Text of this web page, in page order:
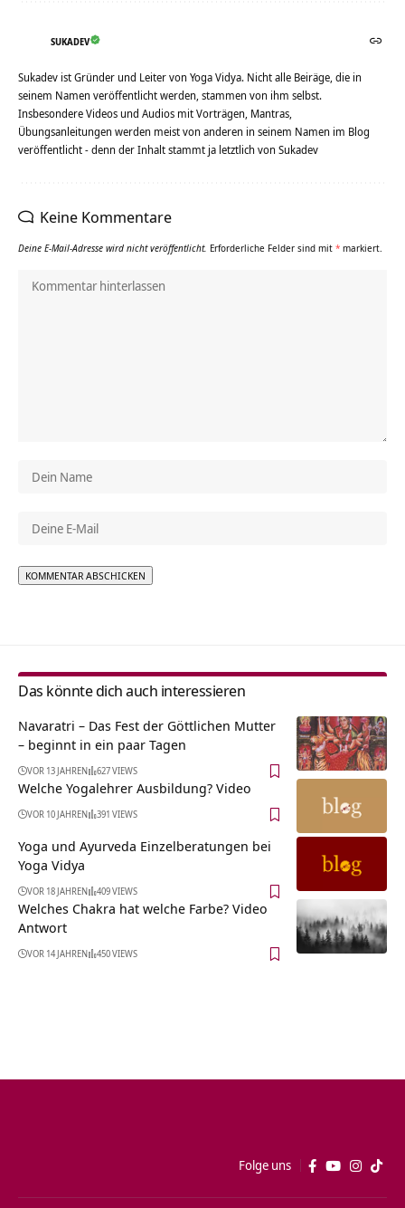
SUKADEV
Sukadev ist Gründer und Leiter von Yoga Vidya. Nicht alle Beiräge, die in
seinem Namen veröffentlicht werden, stammen von ihm selbst.
Insbesondere Videos und Audios mit Vorträgen, Mantras,
Übungsanleitungen werden meist von anderen in seinem Namen im Blog
veröffentlicht - denn der Inhalt stammt ja letztlich von Sukadev
Keine Kommentare
Deine E-Mail-Adresse wird nicht veröffentlicht. Erforderliche Felder sind mit * markiert.
Das könnte dich auch interessieren
Navaratri – Das Fest der Göttlichen Mutter
– beginnt in ein paar Tagen
VOR 13 JAHREN 627 VIEWS
Welche Yogalehrer Ausbildung? Video
VOR 10 JAHREN 391 VIEWS
Yoga und Ayurveda Einzelberatungen bei
Yoga Vidya
VOR 18 JAHREN 409 VIEWS
Welches Chakra hat welche Farbe? Video
Antwort
VOR 14 JAHREN 450 VIEWS
Folge uns